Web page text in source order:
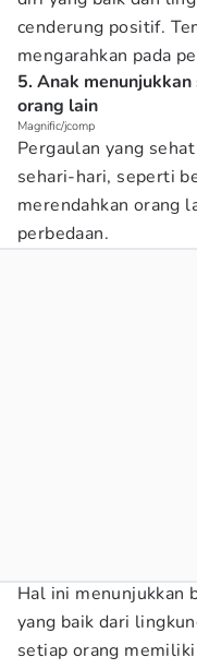
cenderung positif.
mengarahkan pada
5. Anak
orang lain
Magnific/jcomp
Pergaulan yang
sehari-hari, seperti
merendahkan orang
perbedaan.
Hal ini menunjukkan
yang baik dari
setiap orang